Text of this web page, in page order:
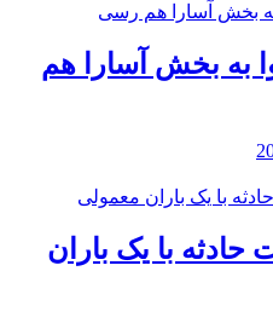
به بخش آسارا هم
حادثه با یک باران